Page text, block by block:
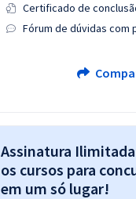
Certificado de
Fórum de dúvidas com
Assinatura
os cursos para
em um só lugar!